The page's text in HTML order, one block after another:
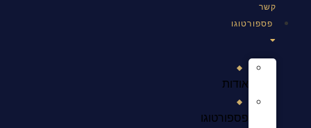
קשר
פספורטוגו
אודות
פספורטוגו